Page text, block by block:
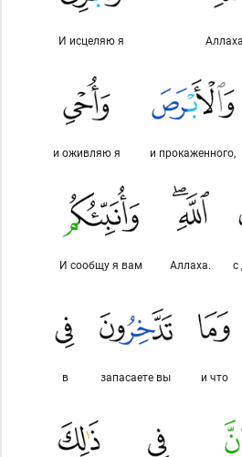
И исцеляю я
и прокаженного,
и оживляю я
с
Аллаха.
И сообщу я вам
и что
запасаете вы
в